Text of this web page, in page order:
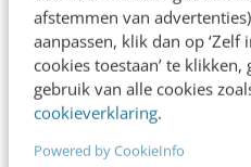
afstemmen van
aanpassen, klik dan op ‘Zelf
cookies toestaan’ te
gebruik van alle cookies
cookieverklaring.
Powered by CookieInfo
Kernwaarden zijn een
principles, omdat ze
bedrijf voor staat. Wie
staan ze voor? Wat